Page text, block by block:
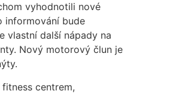
vyhodnotili nové
informování bude
vlastní další nápady na
Nový motorový člun je
centrem,